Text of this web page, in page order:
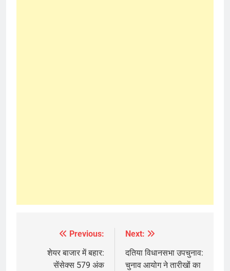
navigation
Previous:
शेयर बाजार में बहार:
सेंसेक्स 579 अंक
Next:
दतिया विधानसभा उपचुनाव:
चुनाव आयोग ने तारीखों का